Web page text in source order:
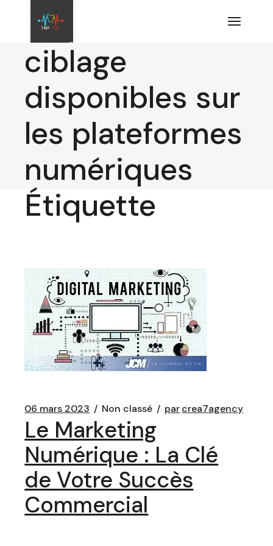
contenuoutils de
ciblage
disponibles sur
les plateformes
numériques
Étiquette
06 mars 2023 Non classé parcrea7agency
Le Marketing
Numérique : La Clé
de Votre Succès
Commercial